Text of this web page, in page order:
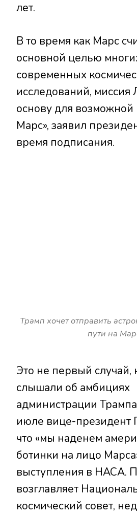
лет.
В то время как Марс
основной целью
современных
исследований, миссия
основу для возможной
Марс», заявил
время подписания.
Трамп хочет отправить
пути на
Это не первый случай,
слышали об амбициях
администрации
июле вице-президент
что «мы наденем
ботинки на лицо
выступления в НАСА.
возглавляет
космический совет,